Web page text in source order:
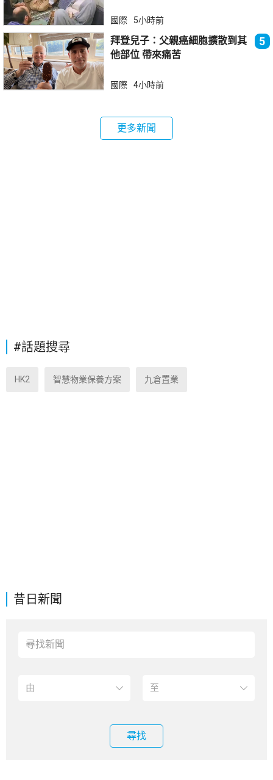
昔日新聞
尋找
國際 5小時前
拜登兒子：父親癌細胞擴散到其
他部位 帶來痛苦
5
國際 4小時前
更多新聞
#話題搜尋
HK2 智慧物業保養方案 九倉置業